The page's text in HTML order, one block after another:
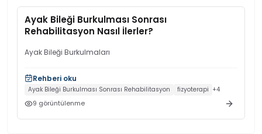
Ayak Bileği Burkulması Sonrası
Rehabilitasyon Nasıl İlerler?
Ayak Bileği Burkulmaları
Rehberi oku
Ayak Bileği Burkulması Sonrası Rehabilitasyon fizyoterapi +4
9 görüntülenme